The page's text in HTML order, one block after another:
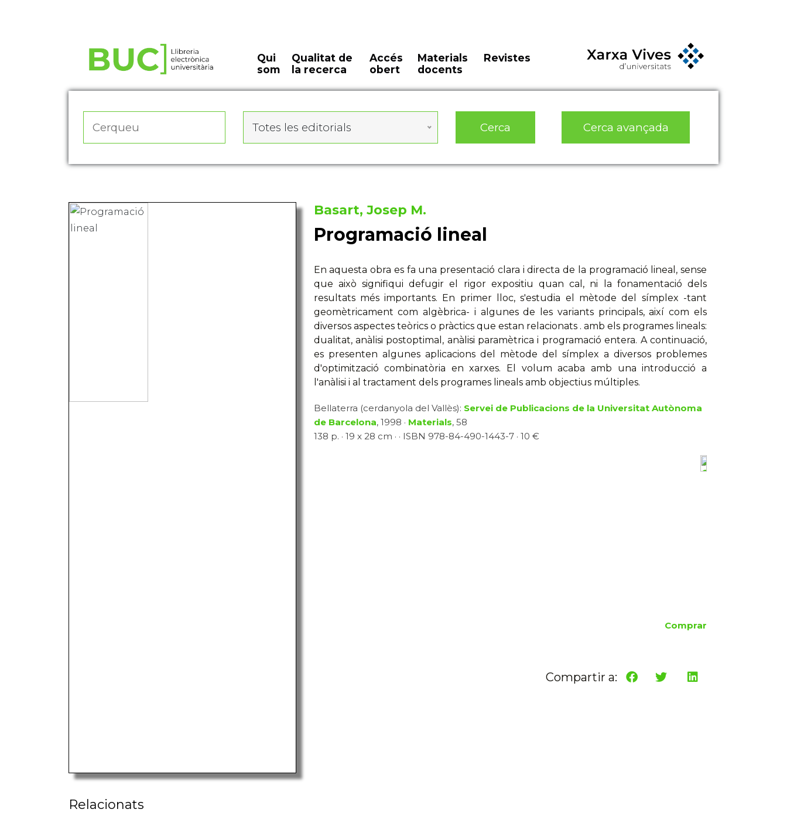
Qui
som
Qualitat de
la recerca
Accés
obert
Materials
docents
Revistes
Totes les editorials Cerca Cerca avançada
Basart, Josep M.
Programació lineal
En aquesta obra es fa una presentació clara i directa de la programació lineal, sense
que això signifiqui defugir el rigor expositiu quan cal, ni la fonamentació dels
resultats més importants. En primer lloc, s'estudia el mètode del símplex -tant
geomètricament com algèbrica- i algunes de les variants principals, així com els
diversos aspectes teòrics o pràctics que estan relacionats . amb els programes lineals:
dualitat, anàlisi postoptimal, anàlisi paramètrica i programació entera. A continuació,
es presenten algunes aplicacions del mètode del símplex a diversos problemes
d'optimització combinatòria en xarxes. El volum acaba amb una introducció a
l'anàlisi i al tractament dels programes lineals amb objectius múltiples.
Bellaterra (cerdanyola del Vallès): Servei de Publicacions de la Universitat Autònoma
de Barcelona, 1998 · Materials, 58
138 p. · 19 x 28 cm · · ISBN 978-84-490-1443-7 · 10 €
Comprar
Compartir a:
Relacionats